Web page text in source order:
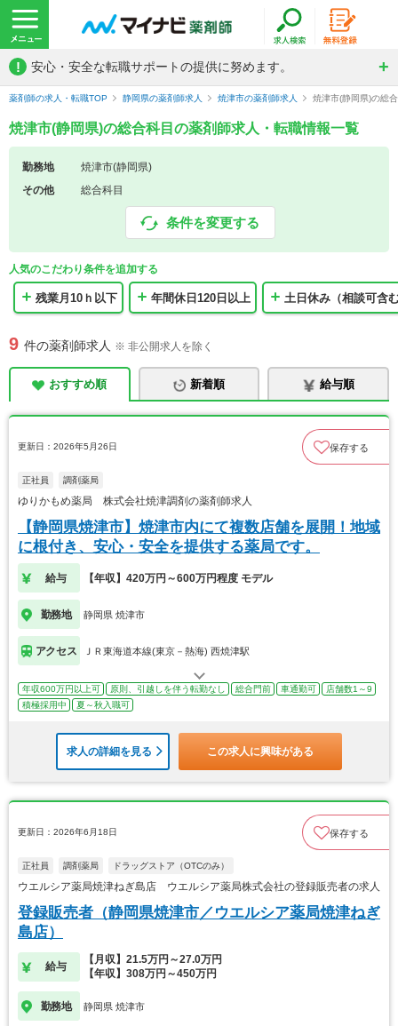
! 安心・安全な転職サポートの提供に努めます。
薬剤師の求人・転職TOP 静岡県の薬剤師求人 焼津市の薬剤師求人 焼津市(静岡県)の総
焼津市(静岡県)の総合科目の薬剤師求人・転職情報一覧
勤務地
焼津市(静岡県)
その他
総合科目
条件を変更する
人気のこだわり条件を追加する
残業月10ｈ以下 年間休日120日以上 土日休み（相談可含
9 件の薬剤師求人 ※ 非公開求人を除く
おすすめ順 新着順 給与順
更新日：2026年5月26日 保存する
正社員 調剤薬局
ゆりかもめ薬局 株式会社焼津調剤の薬剤師求人
【静岡県焼津市】焼津市内にて複数店舗を展開！地域
に根付き、安心・安全を提供する薬局です。
給与 【年収】420万円～600万円程度 モデル
勤務地 静岡県 焼津市
アクセス ＪＲ東海道本線(東京－熱海) 西焼津駅
年収600万円以上可 原則、引越しを伴う転勤なし 総合門前 車通勤可
店舗数1～9
積極採用中
夏～秋入職可
求人の詳細を見る この求人に興味がある
更新日：2026年6月18日 保存する
正社員 調剤薬局 ドラッグストア（OTCのみ）
ウエルシア薬局焼津ねぎ島店 ウエルシア薬局株式会社の登録販売者の求人
登録販売者（静岡県焼津市／ウエルシア薬局焼津ねぎ
島店）
給与
【月収】21.5万円～27.0万円
【年収】308万円～450万円
勤務地 静岡県 焼津市